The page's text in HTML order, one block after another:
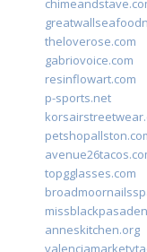
theloverose.com
gabriovoice.com
resinflowart.com
p-sports.net
topgglasses.com
anneskitchen.org